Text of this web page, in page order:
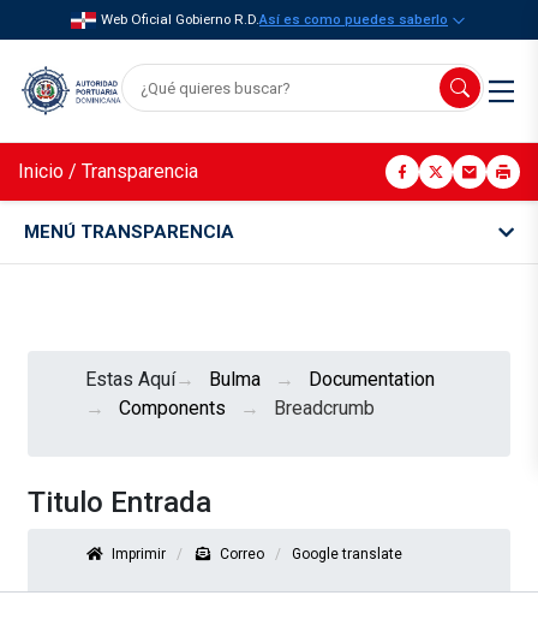
Web Oficial Gobierno R.D.Así es como puedes saberlo
Inicio / Transparencia
MENÚ TRANSPARENCIA
Estas Aquí Bulma
Documentation
Components
Breadcrumb
Titulo Entrada
Imprimir Correo Google translate